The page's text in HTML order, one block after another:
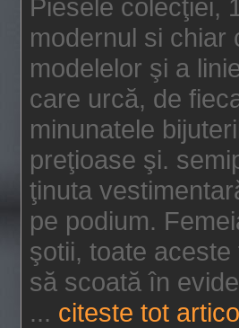
Piesele colecţiei,
modernul si chiar
modelelor şi a
care urcă, de
minunatele
preţioase şi.
ţinuta
pe podium.
şotii, toate
să scoată în
... citeste tot